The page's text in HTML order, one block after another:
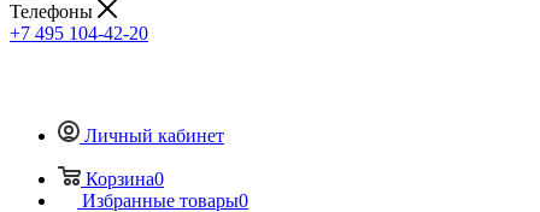
Телефоны
+7 495 104-42-20
Личный кабинет
Корзина0
Избранные товары0